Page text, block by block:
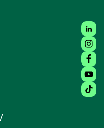
fenêtre)
une nouvelle
(ouvre une nouvelle